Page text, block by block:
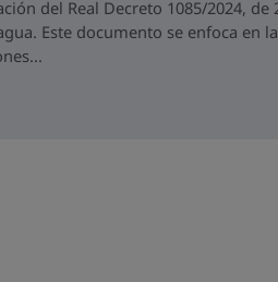
del Real Decreto 1085/2024, de
Este documento se enfoca en